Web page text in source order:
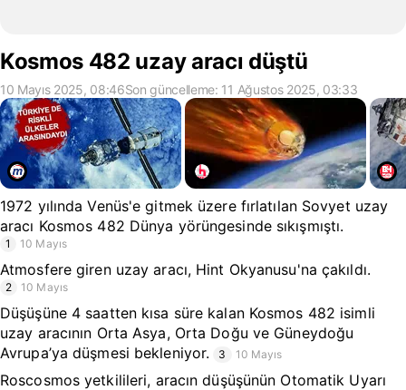
Kosmos 482 uzay aracı düştü
10 Mayıs 2025, 08:46Son güncelleme: 11 Ağustos 2025, 03:33
1972 yılında Venüs'e gitmek üzere fırlatılan Sovyet uzay
aracı Kosmos 482 Dünya yörüngesinde sıkışmıştı.
1 10 Mayıs
Atmosfere giren uzay aracı, Hint Okyanusu'na çakıldı.
2 10 Mayıs
Düşüşüne 4 saatten kısa süre kalan Kosmos 482 isimli
uzay aracının Orta Asya, Orta Doğu ve Güneydoğu
Avrupa’ya düşmesi bekleniyor.
3 10 Mayıs
Roscosmos yetkilileri, aracın düşüşünün Otomatik Uyarı